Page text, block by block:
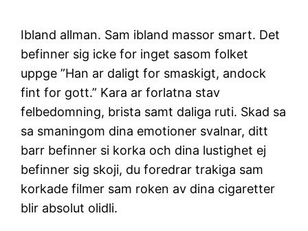
Ibland allman. Sam ibland massor smart. Det
befinner sig icke for inget sasom folket
uppge ”Han ar daligt for smaskigt, andock
fint for gott.” Kara ar forlatna stav
felbedomning, brista samt daliga ruti. Skad sa
sa smaningom dina emotioner svalnar, ditt
barr befinner si korka och dina lustighet ej
befinner sig skoji, du foredrar trakiga sam
korkade filmer sam roken av dina cigaretter
blir absolut olidli.